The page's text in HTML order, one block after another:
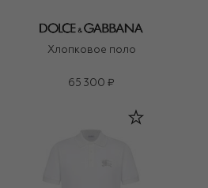
Хлопковое поло
65 300 ₽